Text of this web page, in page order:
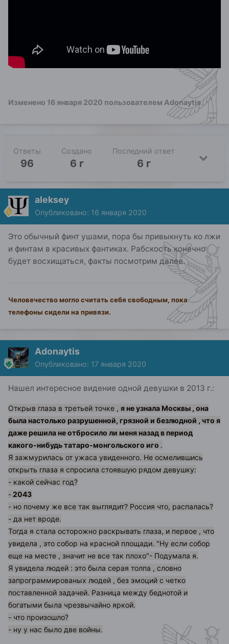
Изменено 16 января 2020 пользователем Adonaytis
Ответы
96
Создано
6 г
Последний ответ
6 г
aleksey
Опубликовано: 16 января 2020
Это обычный финт ушами, пора бы привыкнуть ко лжи
и финтам в красивых фантиках. Рабскость конечно
будет восхищаться, факты посмотрим далее.
Человечество могло считать себя свободным, пока
телефоны сидели на привязи.
Adonaytis
Опубликовано: 17 января 2020
Нашел интересное видение одной девушки в 2013 г.:
Открыв глаза в третьей точке , я не узнала Москвы , она
была настолько разрушенной, грязной и безлюдной , что я
даже решила не отбросило ли меня назад в период
какого-нибудь татаро-монгольского иго .
Я зажмурилась от ужаса увиденного. Не осмелившись
открыть глаза я спросила стоявшую рядом девушку:
- какой сейчас год?
-2043
- но почему же все так выглядит? Россия что, распалась?
- да нет вроде.
Тогда я стала осторожно раскрывать глаза, и первое , что
увидела , это собор на красной площади. "Ну если собор
еще на месте , значит не все так плохо"- Подумала я.
Я увидела людей : это была серая толпа , словно
запрограммированых людей , без эмоций с четко
поставленной задачей. Разница между беднотой и
богатыми была чрезвычайно яркой.
- что произошло?
- ну у нас было две войны.